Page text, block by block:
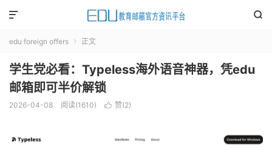


edu foreign offers  正文
学生党必看：Typeless海外语音神器，凭edu
邮箱即可半价解锁
2026-04-08 阅读(1610)  赞(2)